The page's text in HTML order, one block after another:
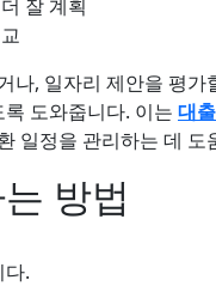
잘 계획
나, 일자리 제안을 평
도와줍니다. 이는 대
일정을 관리하는 데
방법
다.